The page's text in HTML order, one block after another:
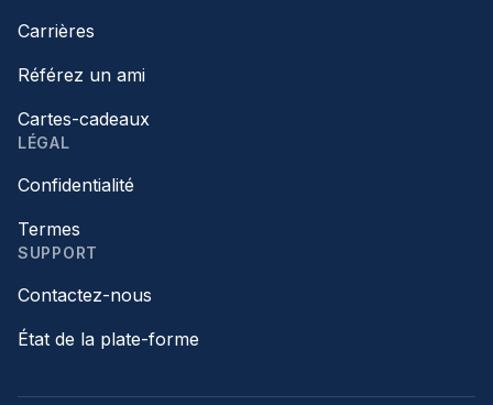
Carrières
Référez un ami
Cartes-cadeaux
LÉGAL
Confidentialité
Termes
SUPPORT
Contactez-nous
État de la plate-forme